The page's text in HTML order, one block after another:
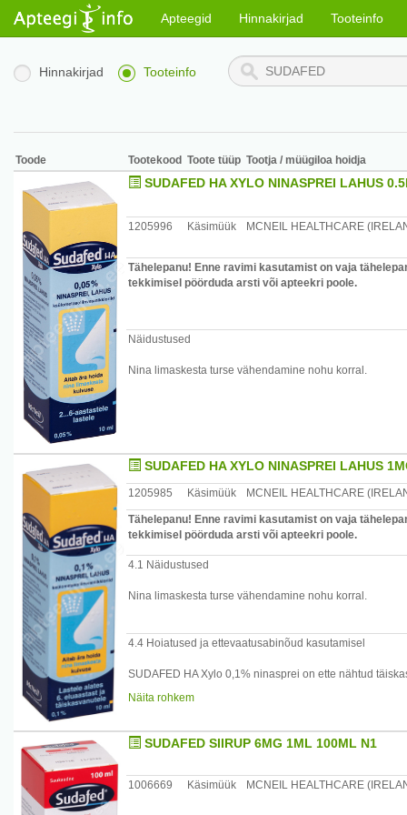
Apteegid Hinnakirjad Tooteinfo
Hinnakirjad Tooteinfo
Toode Tootekood Toote tüüp Tootja / müügiloa hoidja
SUDAFED HA XYLO NINASPREI LAHUS
1205996 Käsimüük MCNEIL HEALTHCARE
Tähelepanu! Enne ravimi kasutamist on vaja
tekkimisel pöörduda arsti või apteekri poole.
Näidustused
Nina limaskesta turse vähendamine nohu korral.
SUDAFED HA XYLO NINASPREI LAHUS
1205985 Käsimüük MCNEIL HEALTHCARE
Tähelepanu! Enne ravimi kasutamist on vaja
tekkimisel pöörduda arsti või apteekri poole.
4.1 Näidustused
Nina limaskesta turse vähendamine nohu korral.
4.4 Hoiatused ja ettevaatusabinõud kasutamisel
SUDAFED HA Xylo 0,1% ninasprei on ette nähtud
limaskesta reaktiivset hüpereemiat.
on sunnitud kasutama ravimit korduvalt või isegi
Näita rohkem
SUDAFED SIIRUP 6MG 1ML 100ML N1
1006669 Käsimüük MCNEIL HEALTHCARE